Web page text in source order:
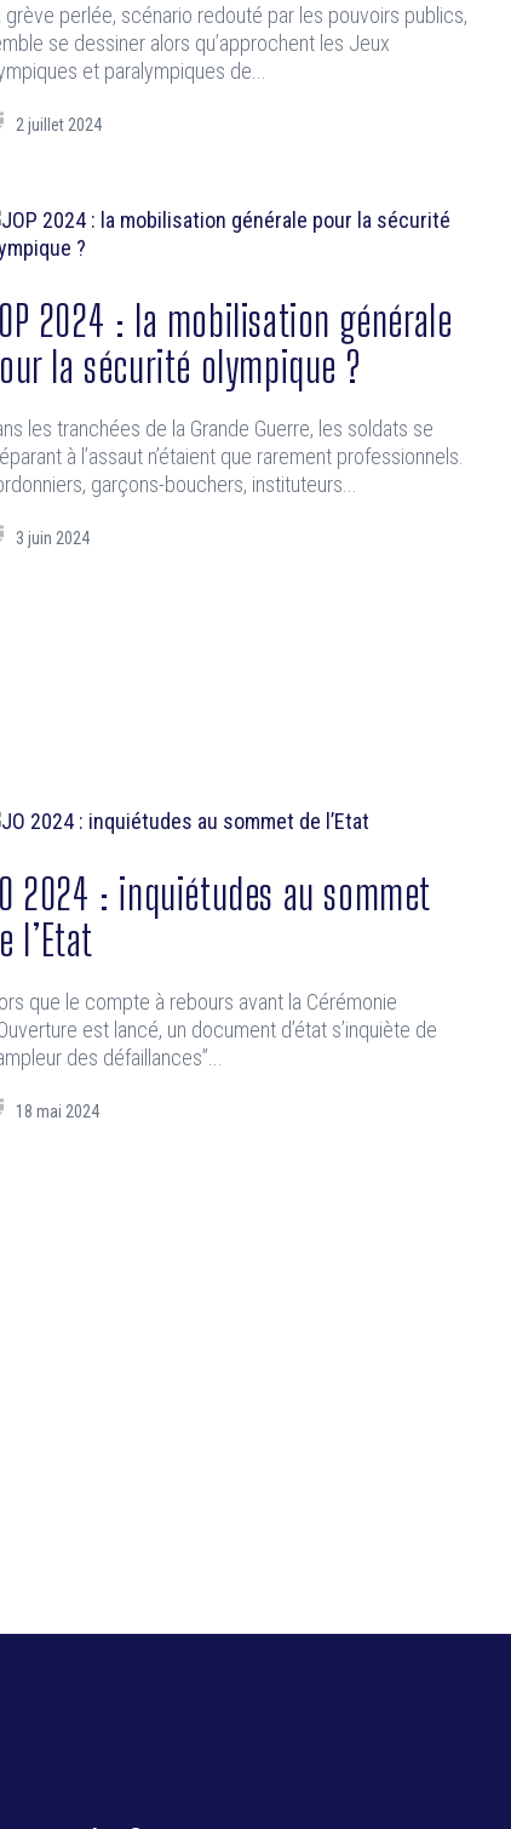
grève perlée, scénario redouté par les pouvoirs publics,
se dessiner alors qu’approchent les Jeux
et paralympiques de...
2 juillet 2024
2024 : la mobilisation générale
la sécurité olympique ?
les tranchées de la Grande Guerre, les soldats se
à l’assaut n’étaient que rarement professionnels.
garçons-bouchers, instituteurs...
3 juin 2024
2024 : inquiétudes au sommet
l’Etat
que le compte à rebours avant la Cérémonie
est lancé, un document d’état s’inquiète de
des défaillances”...
18 mai 2024